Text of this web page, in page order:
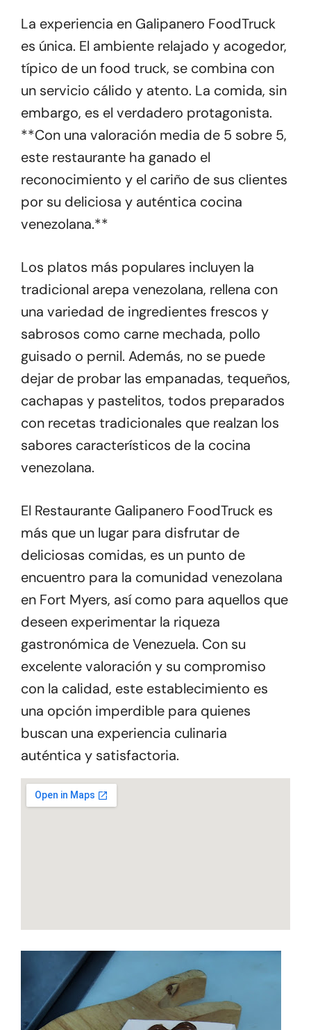
La experiencia en Galipanero FoodTruck
es única. El ambiente relajado y acogedor,
típico de un food truck, se combina con
un servicio cálido y atento. La comida, sin
embargo, es el verdadero protagonista.
**Con una valoración media de 5 sobre 5,
este restaurante ha ganado el
reconocimiento y el cariño de sus clientes
por su deliciosa y auténtica cocina
venezolana.**
Los platos más populares incluyen la
tradicional arepa venezolana, rellena con
una variedad de ingredientes frescos y
sabrosos como carne mechada, pollo
guisado o pernil. Además, no se puede
dejar de probar las empanadas, tequeños,
cachapas y pastelitos, todos preparados
con recetas tradicionales que realzan los
sabores característicos de la cocina
venezolana.
El Restaurante Galipanero FoodTruck es
más que un lugar para disfrutar de
deliciosas comidas, es un punto de
encuentro para la comunidad venezolana
en Fort Myers, así como para aquellos que
deseen experimentar la riqueza
gastronómica de Venezuela. Con su
excelente valoración y su compromiso
con la calidad, este establecimiento es
una opción imperdible para quienes
buscan una experiencia culinaria
auténtica y satisfactoria.